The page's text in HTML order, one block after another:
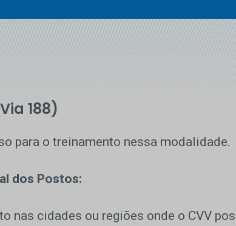
188)
para o treinamento nessa modalidade.
dos Postos:
nas cidades ou regiões onde o CVV